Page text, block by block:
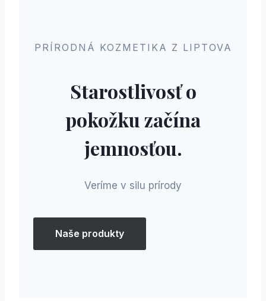
PRÍRODNÁ KOZMETIKA Z LIPTOVA
Starostlivosť o
pokožku začína
jemnosťou.
Veríme v silu prírody
Naše produkty